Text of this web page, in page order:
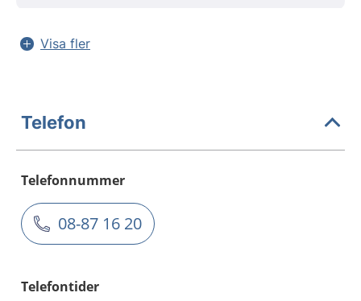
Visa fler
Telefon
Telefonnummer
08-87 16 20
Telefontider